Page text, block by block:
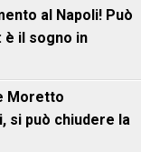
al Napoli! Può
è il sogno in
Moretto
si può chiudere la